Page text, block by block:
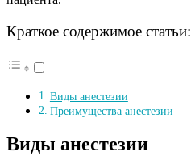
Краткое содержимое статьи:
Виды анестезии
Преимущества анестезии
Виды анестезии